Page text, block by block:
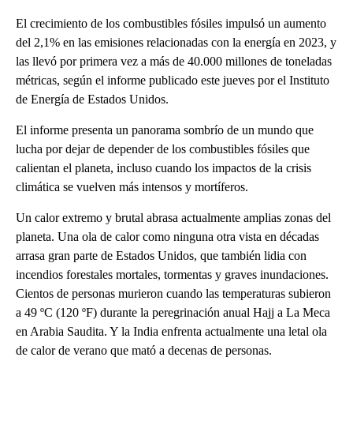
El crecimiento de los combustibles fósiles impulsó un aumento
del 2,1% en las emisiones relacionadas con la energía en 2023, y
las llevó por primera vez a más de 40.000 millones de toneladas
métricas, según el informe publicado este jueves por el Instituto
de Energía de Estados Unidos.
El informe presenta un panorama sombrío de un mundo que
lucha por dejar de depender de los combustibles fósiles que
calientan el planeta, incluso cuando los impactos de la crisis
climática se vuelven más intensos y mortíferos.
Un calor extremo y brutal abrasa actualmente amplias zonas del
planeta. Una ola de calor como ninguna otra vista en décadas
arrasa gran parte de Estados Unidos, que también lidia con
incendios forestales mortales, tormentas y graves inundaciones.
Cientos de personas murieron cuando las temperaturas subieron
a 49 ºC (120 ºF) durante la peregrinación anual Hajj a La Meca
en Arabia Saudita. Y la India enfrenta actualmente una letal ola
de calor de verano que mató a decenas de personas.